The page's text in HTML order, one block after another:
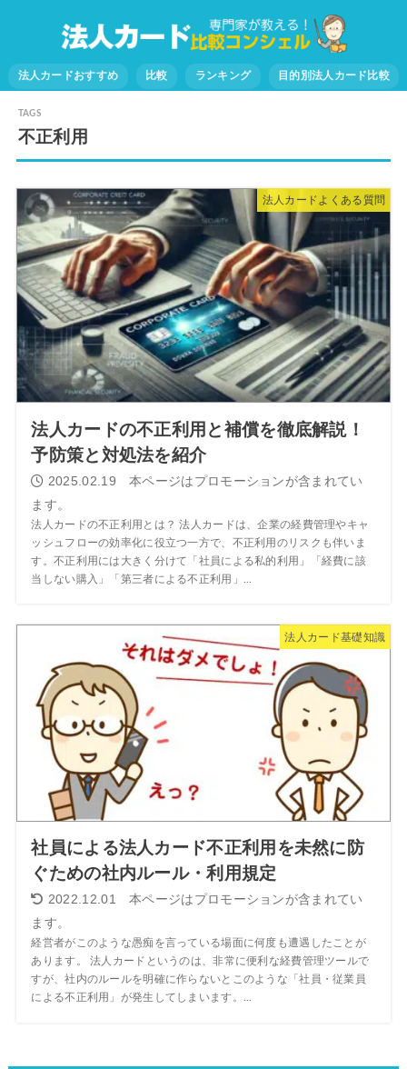
法人カードおすすめ 比較 ランキング 目的別法人カード比較
不正利用
法人カードよくある質問
法人カードの不正利用と補償を徹底解説！
予防策と対処法を紹介
2025.02.19
法人カードの不正利用とは？ 法人カードは、企業の経費管理やキャ
ッシュフローの効率化に役立つ一方で、不正利用のリスクも伴いま
す。不正利用には大きく分けて「社員による私的利用」「経費に該
当しない購入」「第三者による不正利用」...
法人カード基礎知識
社員による法人カード不正利用を未然に防
ぐための社内ルール・利用規定
2022.12.01
経営者がこのような愚痴を言っている場面に何度も遭遇したことが
あります。 法人カードというのは、非常に便利な経費管理ツールで
すが、社内のルールを明確に作らないとこのような「社員・従業員
による不正利用」が発生してしまいます。...